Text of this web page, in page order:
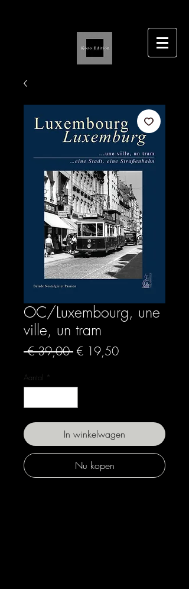
OC/Luxembourg, une
ville, un tram
€ 39,00 Normale
€ 19,50Verkoopprijs
Aantal *
In winkelwagen
Nu kopen